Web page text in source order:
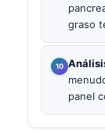
graso
panel